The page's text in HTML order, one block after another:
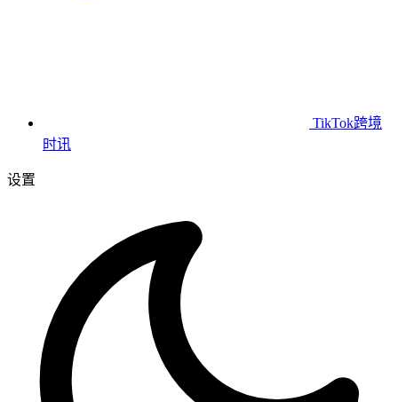
TikTok跨境
时讯
设置